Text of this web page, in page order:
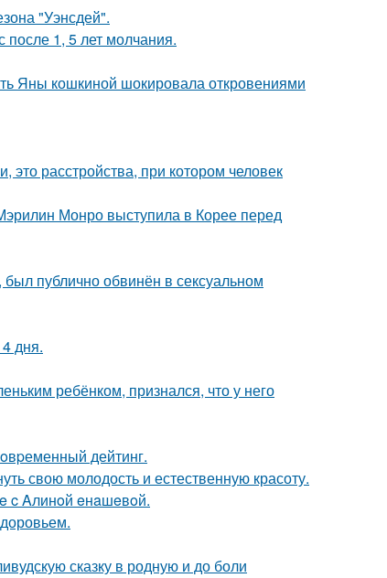
"Уэнсдей".
после 1, 5 лет молчания.
Яны кошкиной шокировала откровениями
расстройства, при котором человек
Монро выступила в Корее перед
публично обвинён в сексуальном
дня.
ребёнком, признался, что у него
дейтинг.
свою молодость и естественную красоту.
c Aлинoй eнaшeвoй.
сказку в родную и до боли